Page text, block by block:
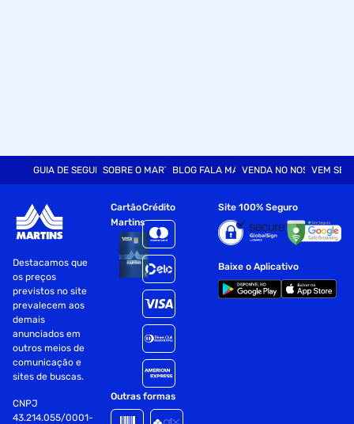
GUIA DE SEGURANÇASOBRE O MARTINSBLOG FALA MARTVENDA NO NOSSO SITE
VEM SER
Destacamos que
os preços
previstos no site
prevalecem aos
demais
anunciados em
outros meios de
comunicação e
sites de buscas.
CNPJ
43.214.055/0001-
Cartão
Martins
Crédito
Outras formas
Site 100% Seguro
Baixe o Aplicativo